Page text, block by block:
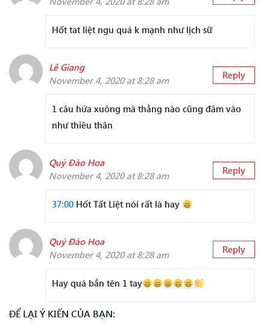
Hốt tat liệt ngu quá k mạnh như lịch sữ
Lê Giang
November 4, 2020 at 8:28 am
Reply
1 câu hứa xuông mà thằng nào cũng đâm vào
như thiêu thân
Quý Đào Hoa
November 4, 2020 at 8:28 am
Reply
37:00 Hốt Tất Liệt nói rất là hay
Quý Đào Hoa
November 4, 2020 at 8:28 am
Reply
Hay quá bắn tên 1 tay
ĐỂ LẠI Ý KIẾN CỦA BẠN: